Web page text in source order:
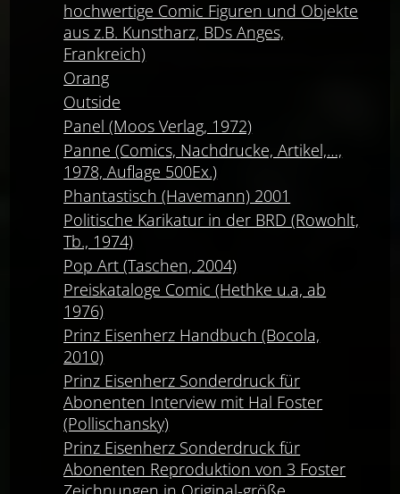
hochwertige Comic Figuren und Objekte
aus z.B. Kunstharz, BDs Anges,
Frankreich)
Orang
Outside
Panel (Moos Verlag, 1972)
Panne (Comics, Nachdrucke, Artikel,…,
1978, Auflage 500Ex.)
Phantastisch (Havemann) 2001
Politische Karikatur in der BRD (Rowohlt,
Tb., 1974)
Pop Art (Taschen, 2004)
Preiskataloge Comic (Hethke u.a, ab
1976)
Prinz Eisenherz Handbuch (Bocola,
2010)
Prinz Eisenherz Sonderdruck für
Abonenten Interview mit Hal Foster
(Pollischansky)
Prinz Eisenherz Sonderdruck für
Abonenten Reproduktion von 3 Foster